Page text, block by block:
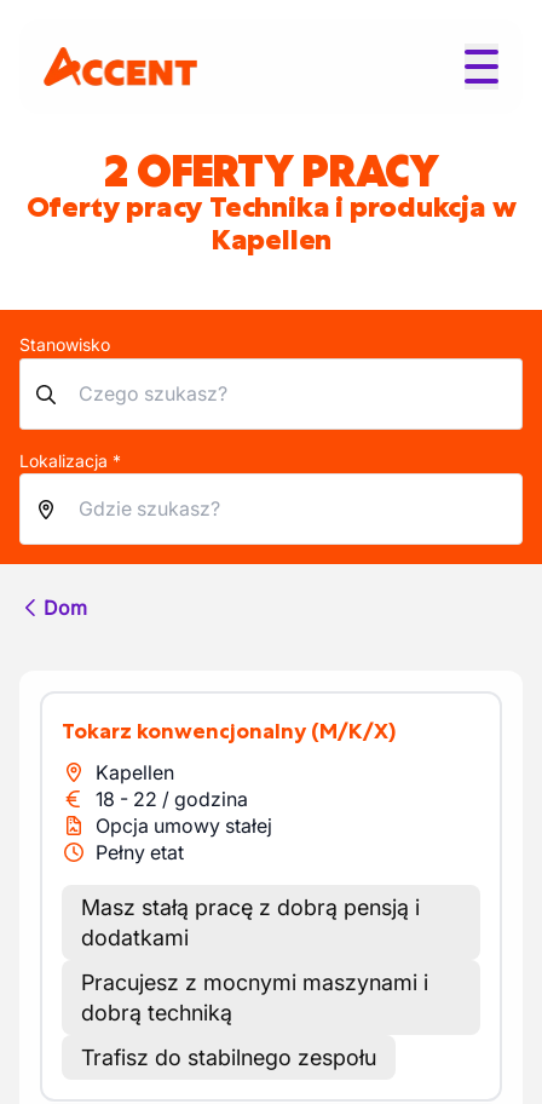
2 OFERTY PRACY
Oferty pracy Technika i produkcja w
Kapellen
Stanowisko
Lokalizacja *
Dom
Tokarz konwencjonalny (M/K/X)
Kapellen
18 - 22 / godzina
Opcja umowy stałej
Pełny etat
Masz stałą pracę z dobrą pensją i
dodatkami
Pracujesz z mocnymi maszynami i
dobrą techniką
Trafisz do stabilnego zespołu